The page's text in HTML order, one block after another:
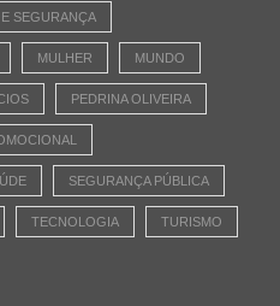
SEGURANÇA
MULHER MUNDO
PEDRINA OLIVEIRA
SEGURANÇA PÚBLICA
TECNOLOGIA TURISMO